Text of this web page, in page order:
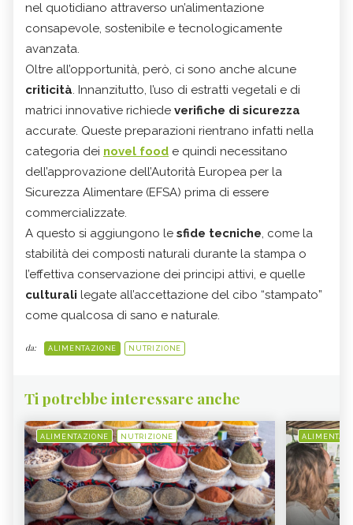
nel quotidiano attraverso un’alimentazione
consapevole, sostenibile e tecnologicamente
avanzata.
Oltre all’opportunità, però, ci sono anche alcune
criticità. Innanzitutto, l’uso di estratti vegetali e di
matrici innovative richiede verifiche di sicurezza
accurate. Queste preparazioni rientrano infatti nella
categoria dei novel food e quindi necessitano
dell’approvazione dell’Autorità Europea per la
Sicurezza Alimentare (EFSA) prima di essere
commercializzate.
A questo si aggiungono le sfide tecniche, come la
stabilità dei composti naturali durante la stampa o
l’effettiva conservazione dei principi attivi, e quelle
culturali legate all’accettazione del cibo “stampato”
come qualcosa di sano e naturale.
da: ALIMENTAZIONE NUTRIZIONE
Ti potrebbe interessare anche
ALIMENTAZIONE NUTRIZIONE